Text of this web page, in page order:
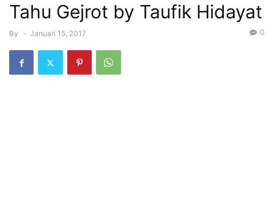
Tahu Gejrot by Taufik Hidayat
By - Januari 15, 2017 0